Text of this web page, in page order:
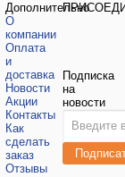
Дополнительно
О
компании
Оплата
и
доставка
Новости
Акции
Контакты
Как
сделать
заказ
Отзывы
Подписка
на
новости